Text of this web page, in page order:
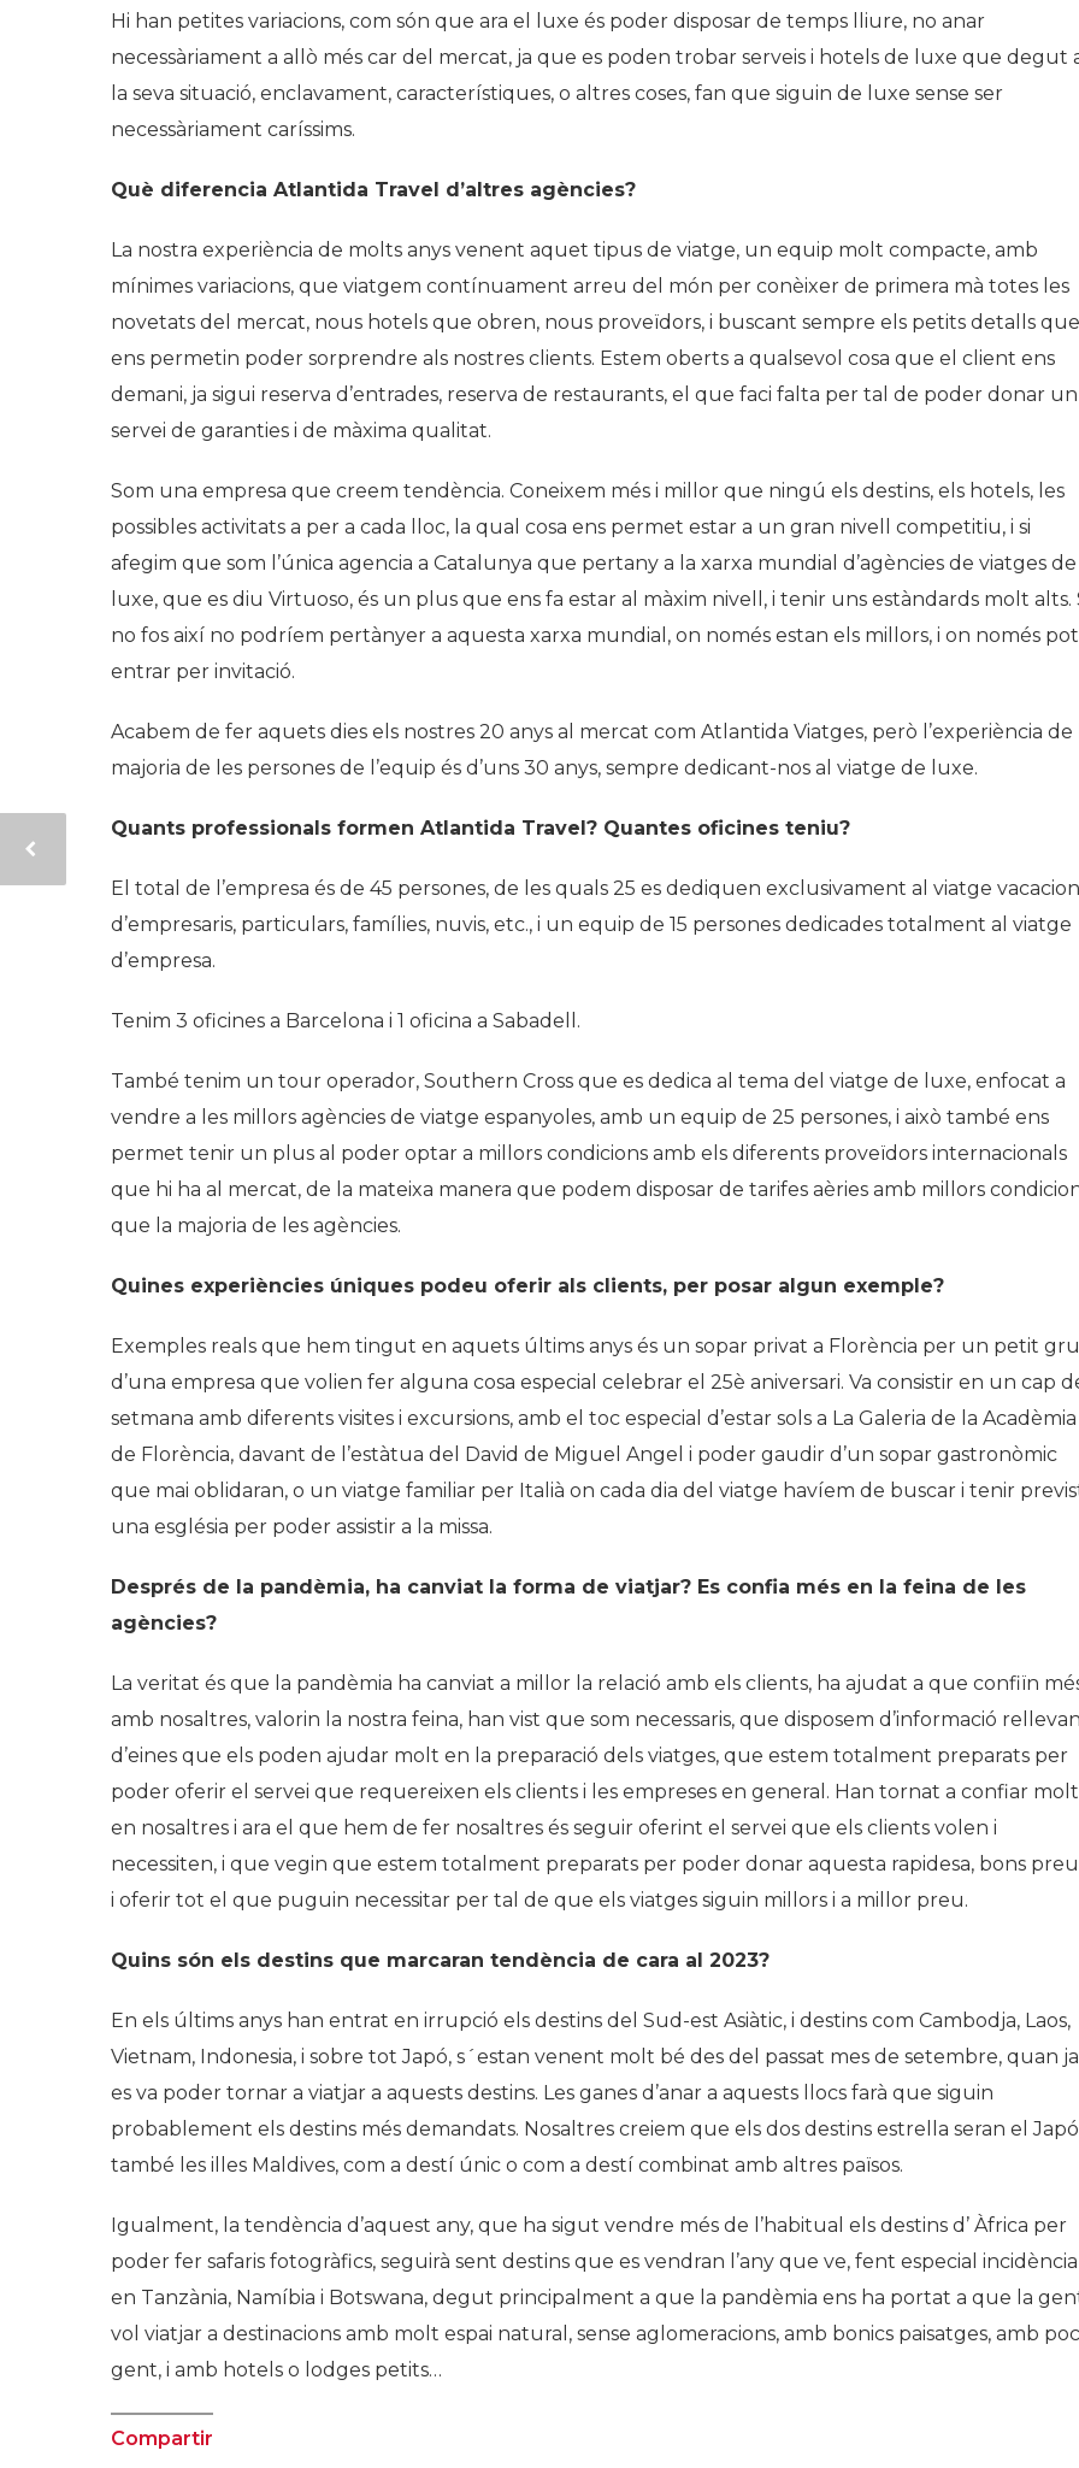
Hi han petites variacions, com són que ara el luxe és poder disposar de temps lliure, no anar
necessàriament a allò més car del mercat, ja que es poden trobar serveis i hotels de luxe que degut
la seva situació, enclavament, característiques, o altres coses, fan que siguin de luxe sense ser
necessàriament caríssims.
Què diferencia Atlantida Travel d’altres agències?
La nostra experiència de molts anys venent aquet tipus de viatge, un equip molt compacte, amb
mínimes variacions, que viatgem contínuament arreu del món per conèixer de primera mà totes les
novetats del mercat, nous hotels que obren, nous proveïdors, i buscant sempre els petits detalls que
ens permetin poder sorprendre als nostres clients. Estem oberts a qualsevol cosa que el client ens
demani, ja sigui reserva d’entrades, reserva de restaurants, el que faci falta per tal de poder donar un
servei de garanties i de màxima qualitat.
Som una empresa que creem tendència. Coneixem més i millor que ningú els destins, els hotels, les
possibles activitats a per a cada lloc, la qual cosa ens permet estar a un gran nivell competitiu, i si
afegim que som l’única agencia a Catalunya que pertany a la xarxa mundial d’agències de viatges de
luxe, que es diu Virtuoso, és un plus que ens fa estar al màxim nivell, i tenir uns estàndards molt alts.
no fos així no podríem pertànyer a aquesta xarxa mundial, on només estan els millors, i on només
entrar per invitació.
Acabem de fer aquets dies els nostres 20 anys al mercat com Atlantida Viatges, però l’experiència de
majoria de les persones de l’equip és d’uns 30 anys, sempre dedicant-nos al viatge de luxe.
Quants professionals formen Atlantida Travel? Quantes oficines teniu?
El total de l’empresa és de 45 persones, de les quals 25 es dediquen exclusivament al viatge
d’empresaris, particulars, famílies, nuvis, etc., i un equip de 15 persones dedicades totalment al viatge
d’empresa.
Tenim 3 oficines a Barcelona i 1 oficina a Sabadell.
També tenim un tour operador, Southern Cross que es dedica al tema del viatge de luxe, enfocat a
vendre a les millors agències de viatge espanyoles, amb un equip de 25 persones, i això també ens
permet tenir un plus al poder optar a millors condicions amb els diferents proveïdors internacionals
que hi ha al mercat, de la mateixa manera que podem disposar de tarifes aèries amb millors
que la majoria de les agències.
Quines experiències úniques podeu oferir als clients, per posar algun exemple?
Exemples reals que hem tingut en aquets últims anys és un sopar privat a Florència per un petit
d’una empresa que volien fer alguna cosa especial celebrar el 25è aniversari. Va consistir en un cap
setmana amb diferents visites i excursions, amb el toc especial d’estar sols a La Galeria de la Acadèmia
de Florència, davant de l’estàtua del David de Miguel Angel i poder gaudir d’un sopar gastronòmic
que mai oblidaran, o un viatge familiar per Italià on cada dia del viatge havíem de buscar i tenir
una església per poder assistir a la missa.
Després de la pandèmia, ha canviat la forma de viatjar? Es confia més en la feina de les
agències?
La veritat és que la pandèmia ha canviat a millor la relació amb els clients, ha ajudat a que confiïn
amb nosaltres, valorin la nostra feina, han vist que som necessaris, que disposem d’informació
d’eines que els poden ajudar molt en la preparació dels viatges, que estem totalment preparats per
poder oferir el servei que requereixen els clients i les empreses en general. Han tornat a confiar molt
en nosaltres i ara el que hem de fer nosaltres és seguir oferint el servei que els clients volen i
necessiten, i que vegin que estem totalment preparats per poder donar aquesta rapidesa, bons
i oferir tot el que puguin necessitar per tal de que els viatges siguin millors i a millor preu.
Quins són els destins que marcaran tendència de cara al 2023?
En els últims anys han entrat en irrupció els destins del Sud-est Asiàtic, i destins com Cambodja, Laos,
Vietnam, Indonesia, i sobre tot Japó, s´estan venent molt bé des del passat mes de setembre, quan ja
es va poder tornar a viatjar a aquests destins. Les ganes d’anar a aquests llocs farà que siguin
probablement els destins més demandats. Nosaltres creiem que els dos destins estrella seran el
també les illes Maldives, com a destí únic o com a destí combinat amb altres països.
Igualment, la tendència d’aquest any, que ha sigut vendre més de l’habitual els destins d’ Àfrica per
poder fer safaris fotogràfics, seguirà sent destins que es vendran l’any que ve, fent especial incidència
en Tanzània, Namíbia i Botswana, degut principalment a que la pandèmia ens ha portat a que la
vol viatjar a destinacions amb molt espai natural, sense aglomeracions, amb bonics paisatges, amb
gent, i amb hotels o lodges petits…
Compartir